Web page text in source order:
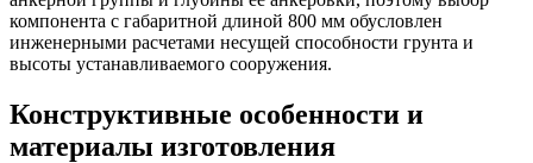
компонента с габаритной длиной 800 мм обусловлен
инженерными расчетами несущей способности грунта и
высоты устанавливаемого сооружения.
Конструктивные особенности и
материалы изготовления